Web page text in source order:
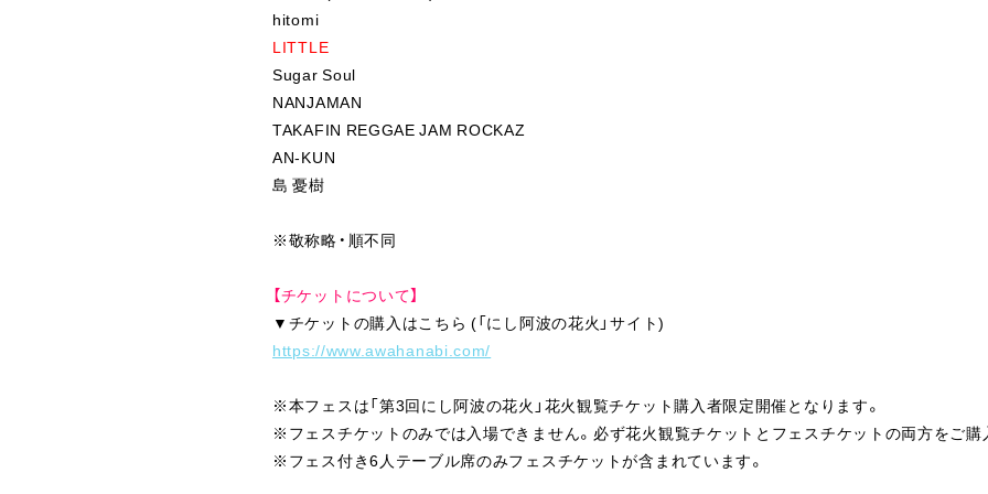
hitomi
LITTLE
Sugar Soul
NANJAMAN
TAKAFIN REGGAE JAM ROCKAZ
AN-KUN
島 憂樹
※敬称略・順不同
【チケットについて】
▼チケットの購入はこちら (「にし阿波の花火」サイト)
https://www.awahanabi.com/
※本フェスは「第3回にし阿波の花火」花火観覧チケット購入者限定開催となります。
※フェスチケットのみでは入場できません。必ず花火観覧チケットとフェスチケットの両方をご購
※フェス付き6人テーブル席のみフェスチケットが含まれています。